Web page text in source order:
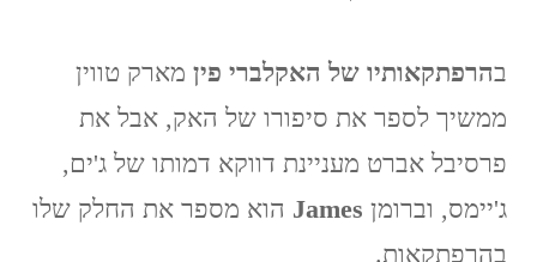
בהרפתקאותיו של האקלברי פין מארק טווין
ממשיך לספר את סיפורו של האק, אבל את
פרסיבל אברט מעניינת דווקא דמותו של ג'ים,
ג'יימס, וברומן James הוא מספר את החלק שלו
בהרפתקאות.